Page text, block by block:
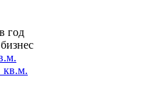
год